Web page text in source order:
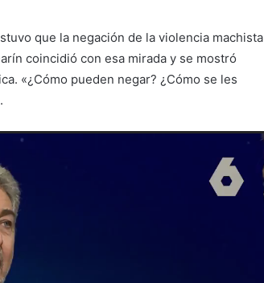
que la negación de la violencia machista
coincidió con esa mirada y se mostró
«¿Cómo pueden negar? ¿Cómo se les